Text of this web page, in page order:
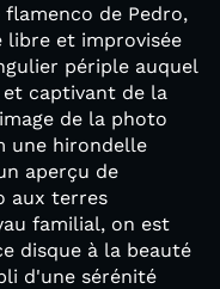
de Pedro,
libre et improvisée
périple auquel
captivant de la
de la photo
une hirondelle
aperçu de
aux terres
familial, on est
disque à la beauté
d'une sérénité